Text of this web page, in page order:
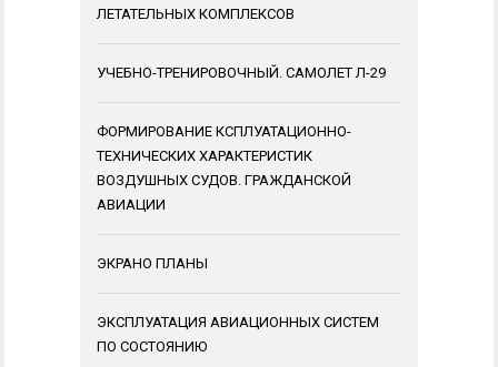
ЛЕТАТЕЛЬНЫХ КОМПЛЕКСОВ
УЧЕБНО-ТРЕНИРОВОЧНЫЙ. САМОЛЕТ Л-29
ФОРМИРОВАНИЕ КСПЛУАТАЦИОННО-
ТЕХНИЧЕСКИХ ХАРАКТЕРИСТИК
ВОЗДУШНЫХ СУДОВ. ГРАЖДАНСКОЙ
АВИАЦИИ
ЭКРАНО ПЛАНЫ
ЭКСПЛУАТАЦИЯ АВИАЦИОННЫХ СИСТЕМ
ПО СОСТОЯНИЮ